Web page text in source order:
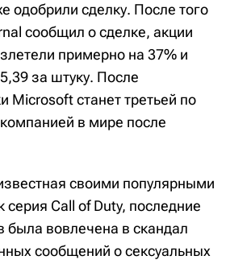
одобрили сделку. После того
сообщил о сделке, акции
примерно на 37% и
за штуку. После
Microsoft станет третьей по
в мире после
своими популярными
серия Call of Duty, последние
была вовлечена в скандал
сообщений о сексуальных